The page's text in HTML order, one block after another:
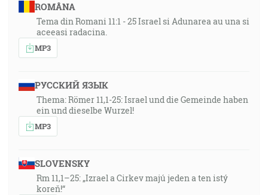
ROMÂNA
Tema din Romani 11:1 - 25 Israel si Adunarea au una si
aceeasi radacina.
MP3
РУССКИЙ ЯЗЫК
Thema: Römer 11,1-25: Israel und die Gemeinde haben
ein und dieselbe Wurzel!
MP3
SLOVENSKY
Rm 11,1–25: „Izrael a Cirkev majú jeden a ten istý
koreň!“